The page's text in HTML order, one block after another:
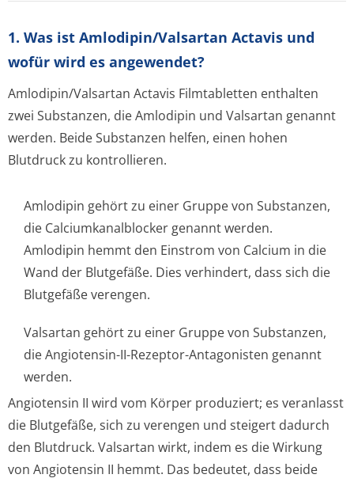
1. Was ist Amlodipin/Valsartan Actavis und
wofür wird es angewendet?
Amlodipin/Valsartan Actavis Filmtabletten enthalten
zwei Substanzen, die Amlodipin und Valsartan genannt
werden. Beide Substanzen helfen, einen hohen
Blutdruck zu kontrollieren.
Amlodipin gehört zu einer Gruppe von Substanzen,
die Calciumkanalblocker genannt werden.
Amlodipin hemmt den Einstrom von Calcium in die
Wand der Blutgefäße. Dies verhindert, dass sich die
Blutgefäße verengen.
Valsartan gehört zu einer Gruppe von Substanzen,
die Angiotensin-II-Rezeptor-Antagonisten genannt
werden.
Angiotensin II wird vom Körper produziert; es veranlasst
die Blutgefäße, sich zu verengen und steigert dadurch
den Blutdruck. Valsartan wirkt, indem es die Wirkung
von Angiotensin II hemmt. Das bedeutet, dass beide